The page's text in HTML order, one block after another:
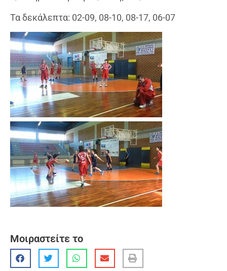
Τα δεκάλεπτα: 02-09, 08-10, 08-17, 06-07
Μοιραστείτε το